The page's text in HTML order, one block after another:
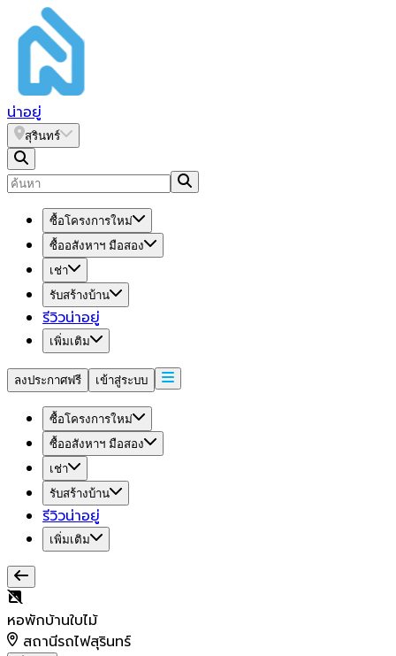
น่าอยู่
สุรินทร์
ซื้อโครงการใหม่
ซื้ออสังหาฯ มือสอง
เช่า
รับสร้างบ้าน
รีวิวน่าอยู่
เพิ่มเติม
ลงประกาศฟรี เข้าสู่ระบบ
ซื้อโครงการใหม่
ซื้ออสังหาฯ มือสอง
เช่า
รับสร้างบ้าน
รีวิวน่าอยู่
เพิ่มเติม
หอพักบ้านใบไม้
สถานีรถไฟสุรินทร์